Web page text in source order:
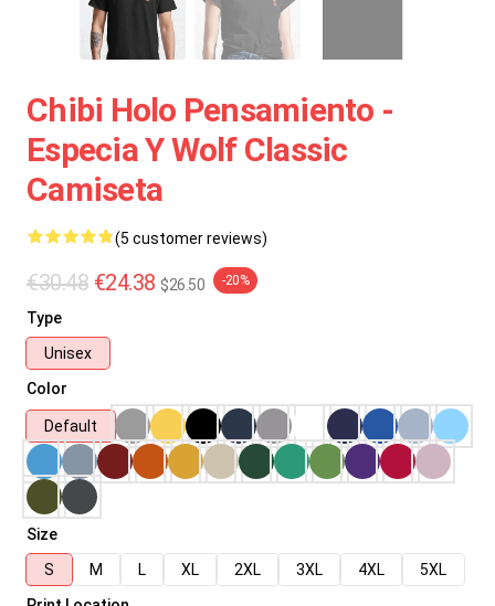
Chibi Holo Pensamiento -
Especia Y Wolf Classic
Camiseta
(5 customer reviews)
€30.48 €24.38 $26.50 -20%
Type
Unisex
Color
Default
Size
S
M L XL 2XL 3XL 4XL
5XL